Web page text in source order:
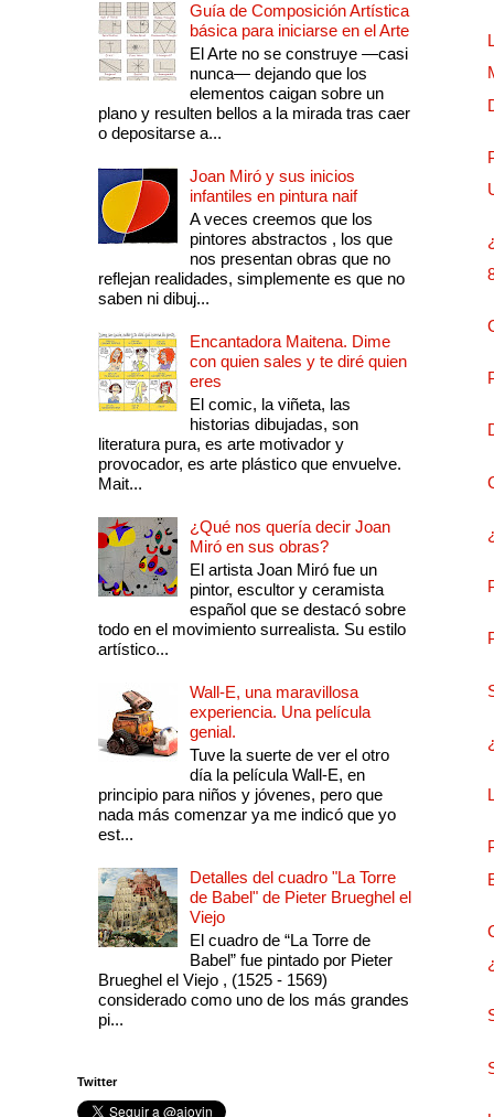
Guía de Composición Artística
básica para iniciarse en el Arte
El Arte no se construye —casi
nunca— dejando que los
elementos caigan sobre un
plano y resulten bellos a la mirada tras caer
o depositarse a...
Joan Miró y sus inicios
infantiles en pintura naif
A veces creemos que los
pintores abstractos , los que
nos presentan obras que no
reflejan realidades, simplemente es que no
saben ni dibuj...
Encantadora Maitena. Dime
con quien sales y te diré quien
eres
El comic, la viñeta, las
historias dibujadas, son
literatura pura, es arte motivador y
provocador, es arte plástico que envuelve.
Mait...
¿Qué nos quería decir Joan
Miró en sus obras?
El artista Joan Miró fue un
pintor, escultor y ceramista
español que se destacó sobre
todo en el movimiento surrealista. Su estilo
artístico...
Wall-E, una maravillosa
experiencia. Una película
genial.
Tuve la suerte de ver el otro
día la película Wall-E, en
principio para niños y jóvenes, pero que
nada más comenzar ya me indicó que yo
est...
Detalles del cuadro "La Torre
de Babel" de Pieter Brueghel el
Viejo
El cuadro de “La Torre de
Babel” fue pintado por Pieter
Brueghel el Viejo , (1525 - 1569)
considerado como uno de los más grandes
pi...
Twitter